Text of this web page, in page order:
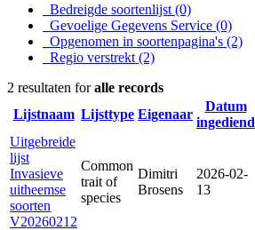
Bedreigde soortenlijst (0)
Gevoelige Gegevens Service (0)
Opgenomen in soortenpagina's (2)
Regio verstrekt (2)
2 resultaten foralle records
Lijstnaam Lijsttype Eigenaar
Datum
ingediend
Uitgebreide
lijst
Invasieve
uitheemse
soorten
V20260212
Common
trait of
species
Dimitri
Brosens
2026-02-
13